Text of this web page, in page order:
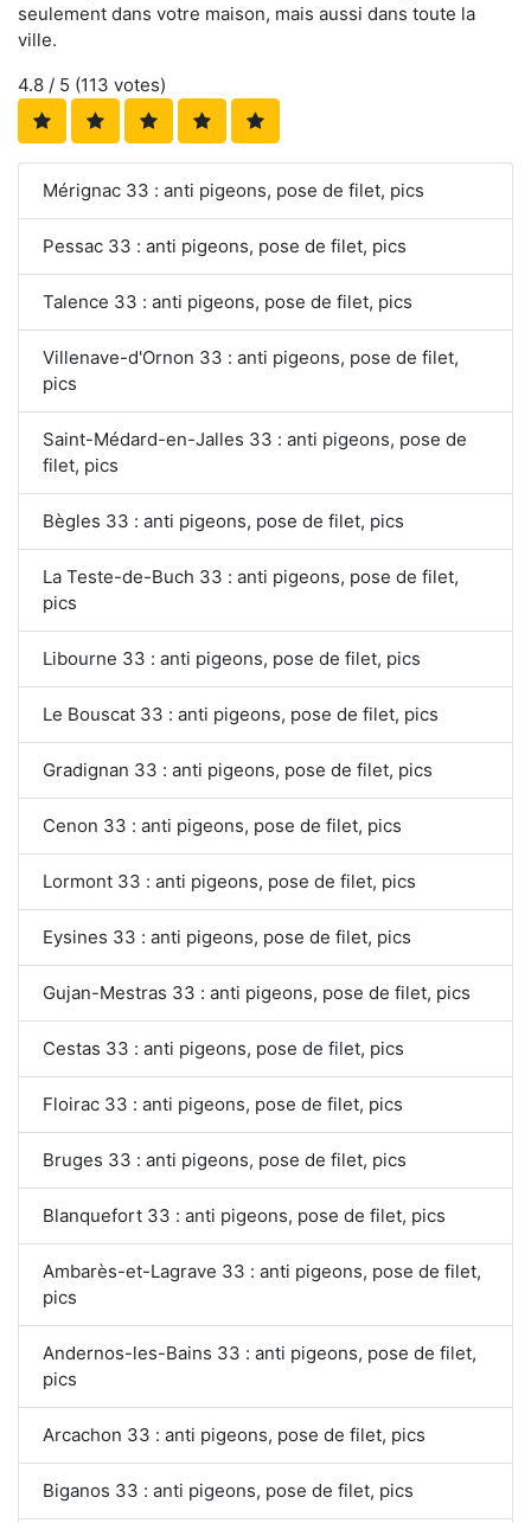
seulement dans votre maison, mais aussi dans toute la
ville.
4.8 / 5 (113 votes)
Mérignac 33 : anti pigeons, pose de filet, pics
Pessac 33 : anti pigeons, pose de filet, pics
Talence 33 : anti pigeons, pose de filet, pics
Villenave-d'Ornon 33 : anti pigeons, pose de filet,
pics
Saint-Médard-en-Jalles 33 : anti pigeons, pose de
filet, pics
Bègles 33 : anti pigeons, pose de filet, pics
La Teste-de-Buch 33 : anti pigeons, pose de filet,
pics
Libourne 33 : anti pigeons, pose de filet, pics
Le Bouscat 33 : anti pigeons, pose de filet, pics
Gradignan 33 : anti pigeons, pose de filet, pics
Cenon 33 : anti pigeons, pose de filet, pics
Lormont 33 : anti pigeons, pose de filet, pics
Eysines 33 : anti pigeons, pose de filet, pics
Gujan-Mestras 33 : anti pigeons, pose de filet, pics
Cestas 33 : anti pigeons, pose de filet, pics
Floirac 33 : anti pigeons, pose de filet, pics
Bruges 33 : anti pigeons, pose de filet, pics
Blanquefort 33 : anti pigeons, pose de filet, pics
Ambarès-et-Lagrave 33 : anti pigeons, pose de filet,
pics
Andernos-les-Bains 33 : anti pigeons, pose de filet,
pics
Arcachon 33 : anti pigeons, pose de filet, pics
Biganos 33 : anti pigeons, pose de filet, pics